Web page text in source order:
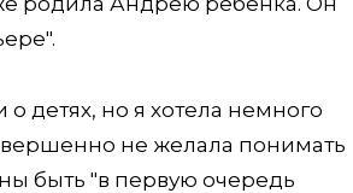
детях, но я хотела немного
не желала понимать
быть "в первую очередь